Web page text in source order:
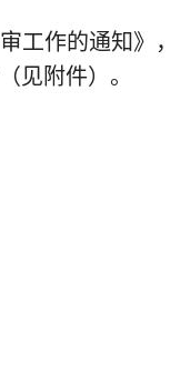
工作的通知》
见附件）。